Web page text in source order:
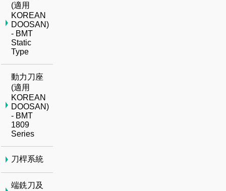
(適用
KOREAN
DOOSAN)
- BMT
Static
Type
動力刀座
(適用
KOREAN
DOOSAN)
- BMT
1809
Series
刀桿系統
端銑刀及